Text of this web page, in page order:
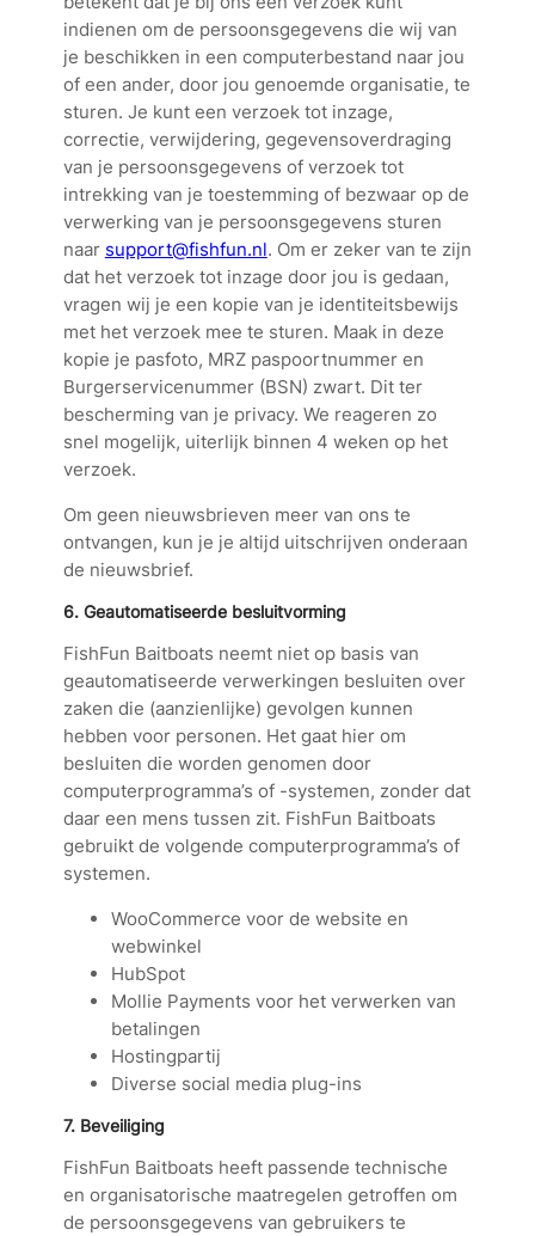
indienen om de persoonsgegevens die wij van
je beschikken in een computerbestand naar jou
of een ander, door jou genoemde organisatie, te
sturen. Je kunt een verzoek tot inzage,
correctie, verwijdering, gegevensoverdraging
van je persoonsgegevens of verzoek tot
intrekking van je toestemming of bezwaar op de
verwerking van je persoonsgegevens sturen
naar support@fishfun.nl. Om er zeker van te zijn
dat het verzoek tot inzage door jou is gedaan,
vragen wij je een kopie van je identiteitsbewijs
met het verzoek mee te sturen. Maak in deze
kopie je pasfoto, MRZ paspoortnummer en
Burgerservicenummer (BSN) zwart. Dit ter
bescherming van je privacy. We reageren zo
snel mogelijk, uiterlijk binnen 4 weken op het
verzoek.
Om geen nieuwsbrieven meer van ons te
ontvangen, kun je je altijd uitschrijven onderaan
de nieuwsbrief.
6. Geautomatiseerde besluitvorming
FishFun Baitboats neemt niet op basis van
geautomatiseerde verwerkingen besluiten over
zaken die (aanzienlijke) gevolgen kunnen
hebben voor personen. Het gaat hier om
besluiten die worden genomen door
computerprogramma’s of -systemen, zonder dat
daar een mens tussen zit. FishFun Baitboats
gebruikt de volgende computerprogramma’s of
systemen.
WooCommerce voor de website en
webwinkel
HubSpot
Mollie Payments voor het verwerken van
betalingen
Hostingpartij
Diverse social media plug-ins
7. Beveiliging
FishFun Baitboats heeft passende technische
en organisatorische maatregelen getroffen om
de persoonsgegevens van gebruikers te